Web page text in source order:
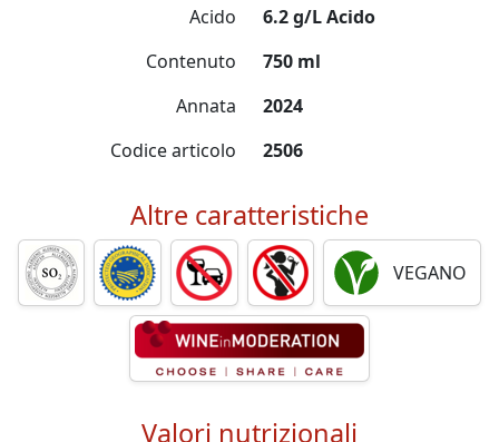
Acido
6.2 g/L Acido
Contenuto
750 ml
Annata
2024
Codice articolo
2506
Altre caratteristiche
VEGANO
Valori nutrizionali